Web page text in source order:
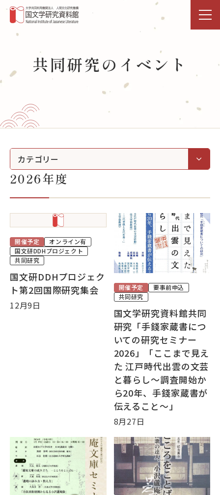
研究活動・共同利用
展示・イベント
図書館
データベース
大学院・教育
国文研について
お知らせ
アクセス
当サイトについて
目的別ナビ
共同研究のイベント
カテゴリー
2026年度
開催予定
オンライン有
国文研DDHプロジェクト
共同研究
国文研DDHプロジェク
ト第2回国際研究集会
12月9日
開催予定
要事前申込
共同研究
国文学研究資料館共同
研究「手錢家蔵書につ
いての研究セミナー
2026」「ここまで見え
た 江戸時代出雲の文芸
と暮らし～調査開始か
ら20年、手錢家蔵書が
伝えること～」
8月27日